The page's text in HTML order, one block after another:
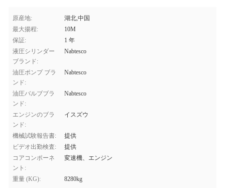
原産地:
湖北,中国
最大揚程:
10M
保証:
1 年
液圧シリンダー
ブランド:
Nabtesco
油圧ポンプ ブラ
ンド:
Nabtesco
油圧バルブブラ
ンド:
Nabtesco
エンジンのブラ
ンド:
イスズウ
機械試験報告書:
提供
ビデオ出勤検査:
提供
コアコンポーネ
ント:
変速機、エンジン
重量 (KG): 8280kg